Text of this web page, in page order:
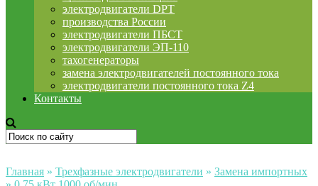
электродвигатели DPT
производства России
электродвигатели ПБСТ
электродвигатели ЭП-110
тахогенераторы
замена электродвигателей постоянного тока
электродвигатели постоянного тока Z4
Контакты
Главная » Трехфазные электродвигатели » Замена импортных